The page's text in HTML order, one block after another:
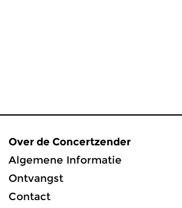
Over de Concertzender
Algemene Informatie
Ontvangst
Contact